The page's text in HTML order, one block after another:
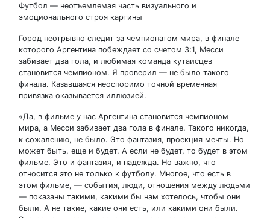
Футбол — неотъемлемая часть визуального и
эмоционального строя картины
Город неотрывно следит за чемпионатом мира, в финале
которого Аргентина побеждает со счетом 3:1, Месси
забивает два гола, и любимая команда кутаисцев
становится чемпионом. Я проверил — не было такого
финала. Казавшаяся неоспоримо точной временная
привязка оказывается иллюзией.
«Да, в фильме у нас Аргентина становится чемпионом
мира, а Месси забивает два гола в финале. Такого никогда,
к сожалению, не было. Это фантазия, проекция мечты. Но
может быть, еще и будет. А если не будет, то будет в этом
фильме. Это и фантазия, и надежда. Но важно, что
относится это не только к футболу. Многое, что есть в
этом фильме, — события, люди, отношения между людьми
— показаны такими, какими бы нам хотелось, чтобы они
были. А не такие, какие они есть, или какими они были.